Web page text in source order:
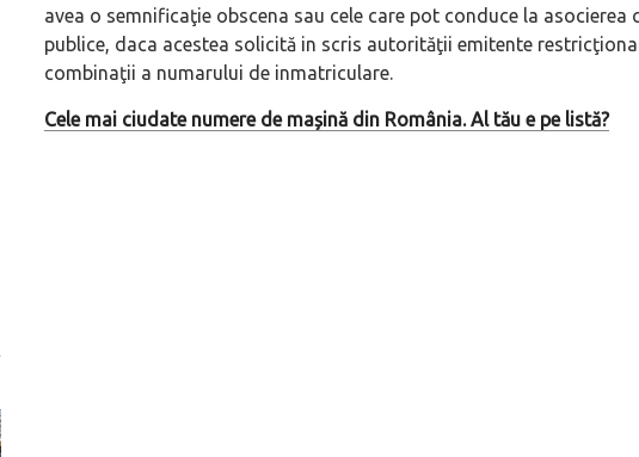
avea o semnificaţie obscena sau cele care pot conduce la
publice, daca acestea solicită in scris autorităţii emitente
combinaţii a numarului de inmatriculare.
Cele mai ciudate numere de mașină din România. Al tău e pe listă?